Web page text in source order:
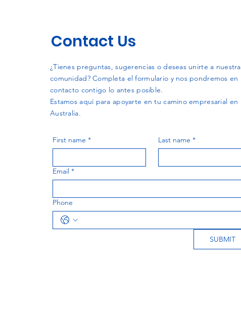
Contact Us
¿Tienes preguntas, sugerencias o deseas unirte a nuestra
comunidad? Completa el formulario y nos pondremos en
contacto contigo lo antes posible.
Estamos aquí para apoyarte en tu camino empresarial en
Australia.
First name * Last name *
Email *
Phone
SUBMIT